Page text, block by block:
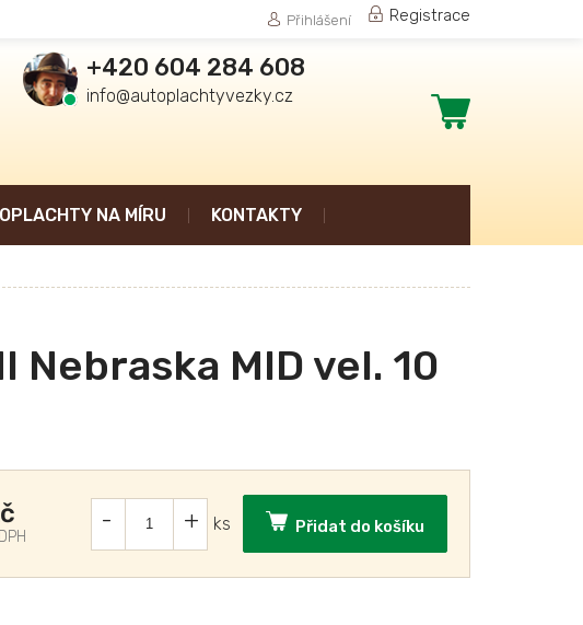
Registrace
Přihlášení
+420 604 284 608
info@autoplachtyvezky.cz
Nákupní
NA MÍRU KONTAKTY
Přidat do košíku
Nebraska MID vel. 10